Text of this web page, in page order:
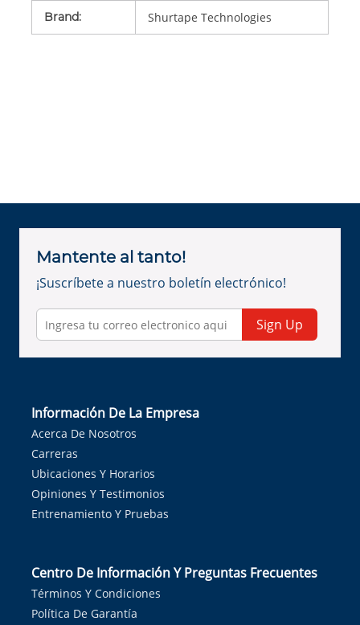
Brand: Shurtape Technologies
Mantente al tanto!
¡Suscríbete a nuestro boletín electrónico!
Sign Up
Información De La Empresa
Acerca De Nosotros
Carreras
Ubicaciones Y Horarios
Opiniones Y Testimonios
Entrenamiento Y Pruebas
Centro De Información Y Preguntas Frecuentes
Términos Y Condiciones
Política De Garantía